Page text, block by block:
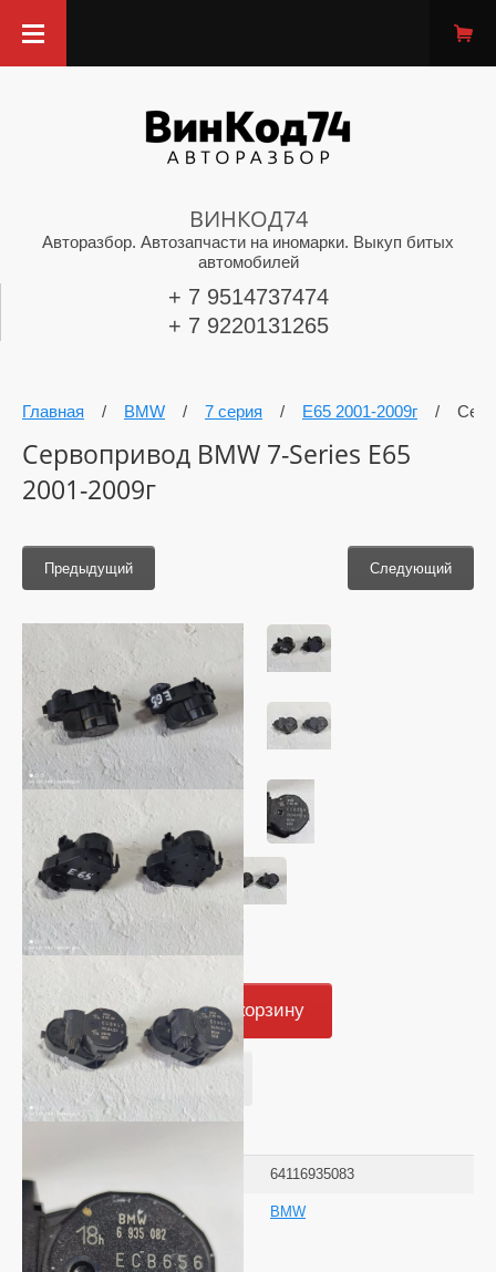
ВИНКОД74
Авторазбор. Автозапчасти на иномарки. Выкуп битых
автомобилей
+ 7 9514737474
+ 7 9220131265
Главная / BMW / 7 серия / E65 2001-2009г /
Сервопривод BMW 7-Series E65
2001-2009г
Предыдущий Следующий
800руб.
Добавить в корзину
Купить в один клик
64116935083
Производитель BMW
поделиться